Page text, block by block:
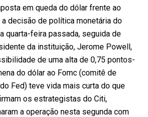
em queda do dólar frente ao
a decisão de política monetária do
quarta-feira passada, seguida de
da instituição, Jerome Powell,
de uma alta de 0,75 pontos-
do dólar ao Fomc (comitê de
Fed) teve vida mais curta do que
os estrategistas do Citi,
a operação nesta segunda com